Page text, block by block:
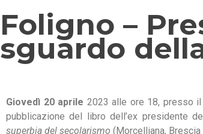
Foligno –
sguardo
Giovedì 20 aprile 2023 alle ore 18, presso il
pubblicazione del libro dell’ex presidente
superbia del secolarismo (Morcelliana, Brescia